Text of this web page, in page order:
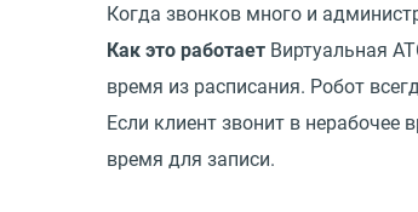
Когда звонков много и
Как это работает Виртуальная
время из расписания. Робот
Если клиент звонит в нерабочее
время для записи.